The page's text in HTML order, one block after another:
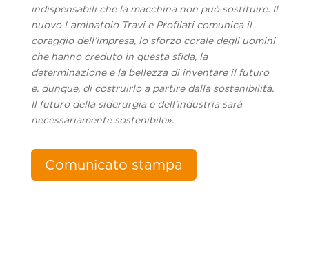
indispensabili che la macchina non può sostituire. Il
nuovo Laminatoio Travi e Profilati comunica il
coraggio dell’impresa, lo sforzo corale degli uomini
che hanno creduto in questa sfida, la
determinazione e la bellezza di inventare il futuro
e, dunque, di costruirlo a partire dalla sostenibilità.
Il futuro della siderurgia e dell’industria sarà
necessariamente sostenibile».
Comunicato stampa